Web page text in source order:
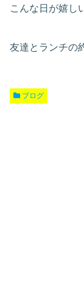
こんな日が嬉し
友達とランチの
ブログ